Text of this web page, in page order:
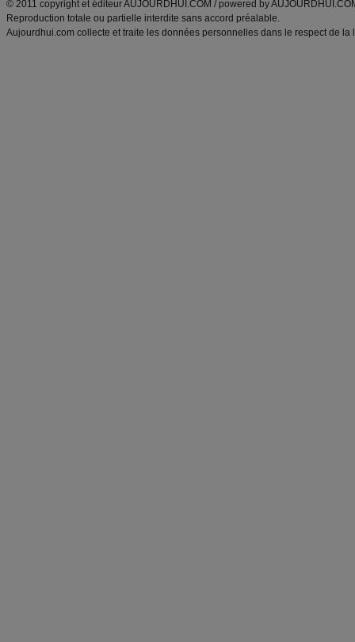
© 2011 copyright et éditeur AUJOURDHUI.COM / powered by
Reproduction totale ou partielle interdite sans accord préalable.
Aujourdhui.com collecte et traite les données personnelles dans le respect de